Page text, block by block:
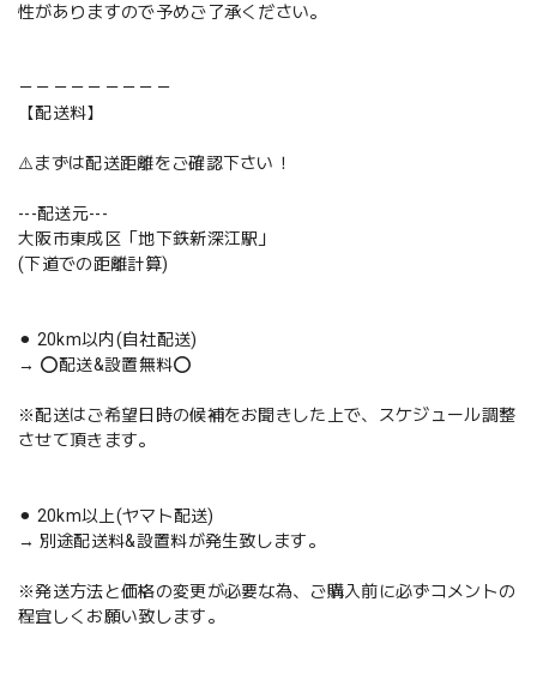
性がありますので予めご了承ください。
－－－－－－－－－
【配送料】
⚠️まずは配送距離をご確認下さい！
---配送元---
大阪市東成区「地下鉄新深江駅」
(下道での距離計算)
⚫︎ 20km以内(自社配送)
→ ⭕️配送&設置無料⭕️
※配送はご希望日時の候補をお聞きした上で、スケジュール調整
させて頂きます。
⚫︎ 20km以上(ヤマト配送)
→ 別途配送料&設置料が発生致します。
※発送方法と価格の変更が必要な為、ご購入前に必ずコメントの
程宜しくお願い致します。